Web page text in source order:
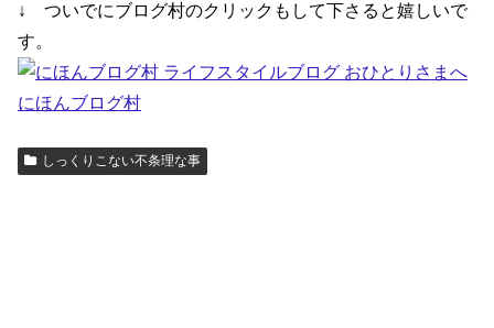
↓ ついでにブログ村のクリックもして下さると嬉しいで
す。
にほんブログ村
しっくりこない不条理な事